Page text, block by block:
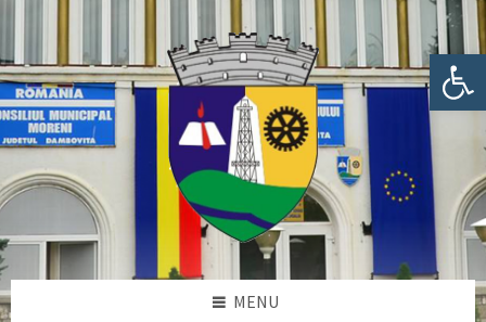
Deschide bara de unelte
sidebar
sidebar
MENU